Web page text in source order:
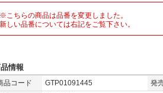
※こちらの商品は品番を変更しました。
新しい品番については右記をご覧下さい。
情報
品コード GTP01091445 発